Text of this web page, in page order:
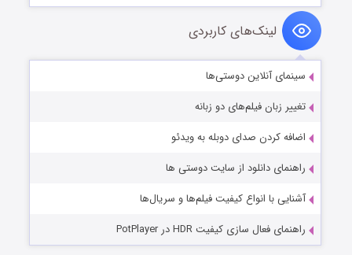
لینک‌های کاربردی
سینمای آنلاین دوستی‌ها
تغییر زبان فیلم‌های دو زبانه
اضافه کردن صدای دوبله به ویدئو
راهنمای دانلود از سایت دوستی ها
آشنایی با انواع کیفیت فیلم‌ها و سریال‌ها
راهنمای فعال سازی کیفیت HDR در PotPlayer